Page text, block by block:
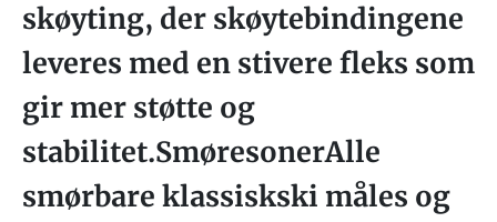
skøyting, der skøytebindingene
leveres med en stivere fleks som
gir mer støtte og
stabilitet.SmøresonerAlle
smørbare klassiskski måles og